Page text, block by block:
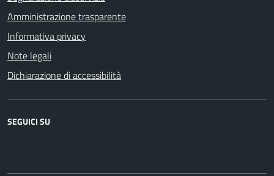
Amministrazione trasparente
Informativa privacy
Note legali
Dichiarazione di accessibilità
SEGUICI SU